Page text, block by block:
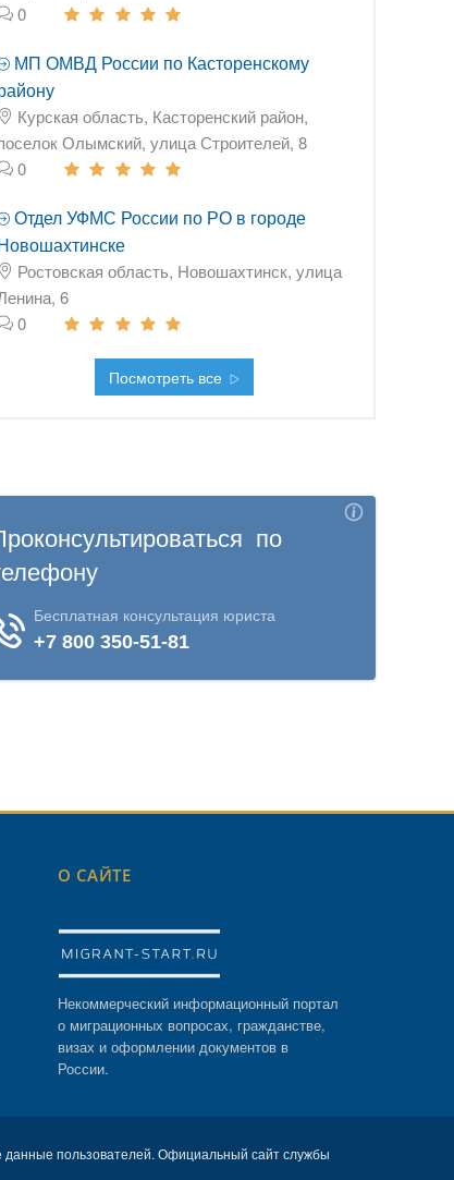
0
МП ОМВД России по Касторенскому
Курская область, Касторенский район,
Олымский, улица Строителей, 8
0
Отдел УФМС России по РО в городе
Ростовская область, Новошахтинск, улица
6
0
Посмотреть все
О САЙТЕ
Некоммерческий информационный портал
о миграционных вопросах, гражданстве,
визах и оформлении документов в
России.
пользователей. Официальный сайт службы